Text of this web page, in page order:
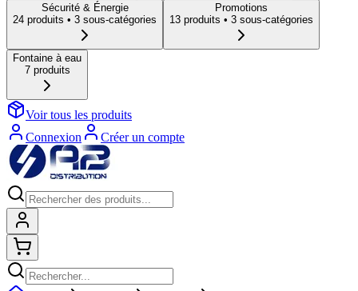
Sécurité & Énergie
24 produits • 3 sous-catégories
Promotions
13 produits • 3 sous-catégories
Fontaine à eau
7produits
Voir tous les produits
Connexion
Créer un compte